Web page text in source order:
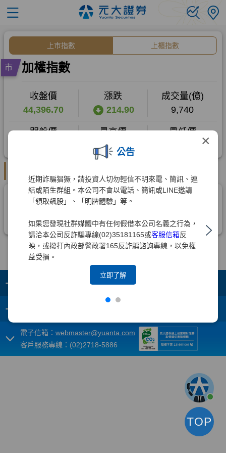
×
公告
近期詐騙猖獗，請投資人切勿輕信不明來電、簡訊、連
結或陌生群組。本公司不會以電話、簡訊或LINE邀請
「領取飆股」、「明牌體驗」等。
如果您發現社群媒體中有任何假借本公司名義之行為，
請洽本公司反詐騙專線(02)35181165或客服信箱反
映，或撥打內政部警政署165反詐騙諮詢專線，以免權
益受損。
立即了解
+
+
電子信箱： webmaster@yuanta.com
客戶服務專線：(02)2718-5886
TOP